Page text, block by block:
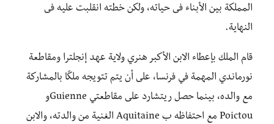
المملكة بين الأبناء فى حياته، ولكن خطته انقلبت عليه فى
النهاية.
قام الملك بإعطاء الابن الأكبر هنري ولاية عهد إنجلترا ومقاطعة
نورماندي المهمة في فرنسا، على أن يتم تتويجه ملكًا بالمشاركة
مع والده، بينما حصل ريتشارد على مقاطعتي Guienneو
Poictou مع احتفاظه ب Aquitaine الغنية من والدته، والابن